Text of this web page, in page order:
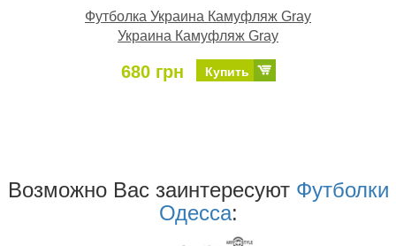
Футболка Украина Камуфляж Gray
Украина Камуфляж Gray
680 грн Купить
Возможно Ваc заинтересуют Футболки
Одесса: